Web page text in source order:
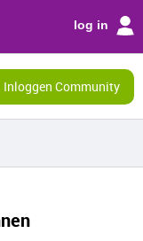
log in
Inloggen Community